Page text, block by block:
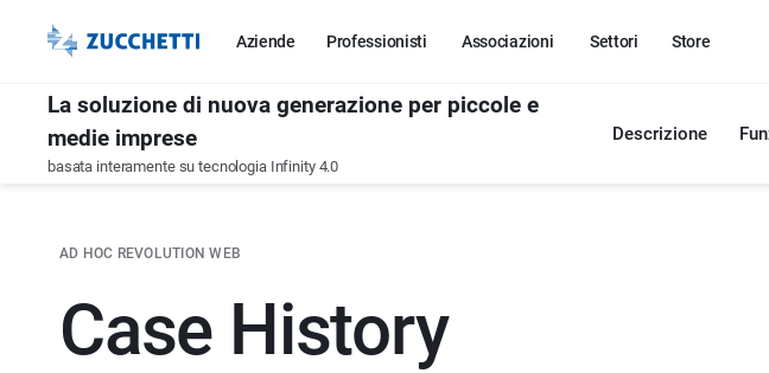
Aziende Professionisti Associazioni Settori Store
La soluzione di nuova generazione per piccole e
medie imprese
basata interamente su tecnologia Infinity 4.0
Descrizione
AD HOC REVOLUTION WEB
Case History